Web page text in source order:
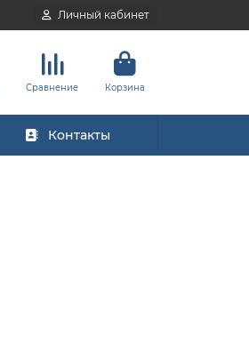
Личный кабинет
Сравнение Корзина
Контакты